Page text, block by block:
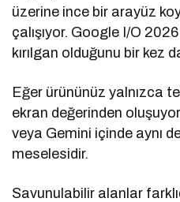
üzerine ince bir arayüz
çalışıyor. Google I/O
kırılgan olduğunu bir kez
Eğer ürününüz yalnızca
ekran değerinden
veya Gemini içinde aynı
meselesidir.
Savunulabilir alanlar